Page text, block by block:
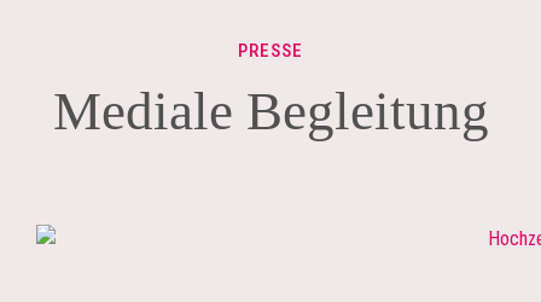
PRESSE
Mediale Begleitung